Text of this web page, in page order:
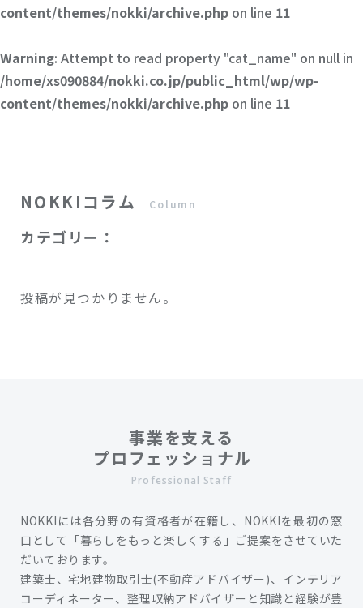
content/themes/nokki/archive.php on line 11
Warning: Attempt to read property "cat_name" on null in
/home/xs090884/nokki.co.jp/public_html/wp/wp-
content/themes/nokki/archive.php on line 11
NOKKIコラム Column
カテゴリー：
投稿が見つかりません。
事業を支える
プロフェッショナル
Professional Staff
NOKKIには各分野の有資格者が在籍し、NOKKIを最初の窓
口として「暮らしをもっと楽しくする」ご提案をさせていた
だいております。
建築士、宅地建物取引士(不動産アドバイザー)、インテリア
コーディネーター、整理収納アドバイザーと知識と経験が豊